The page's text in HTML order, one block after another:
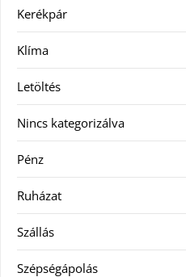
Kerékpár
Klíma
Letöltés
Nincs kategorizálva
Pénz
Ruházat
Szállás
Szépségápolás